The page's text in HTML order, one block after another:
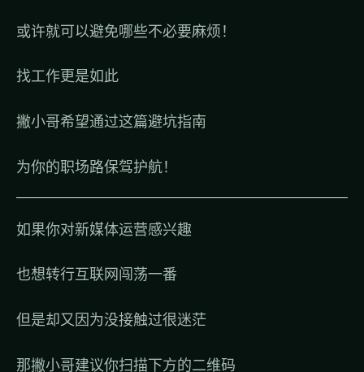
或许就可以避免哪些不必要麻烦！
找工作更是如此
撇小哥希望通过这篇避坑指南
为你的职场路保驾护航！
如果你对新媒体运营感兴趣
也想转行互联网闯荡一番
但是却又因为没接触过很迷茫
那撇小哥建议你扫描下方的二维码